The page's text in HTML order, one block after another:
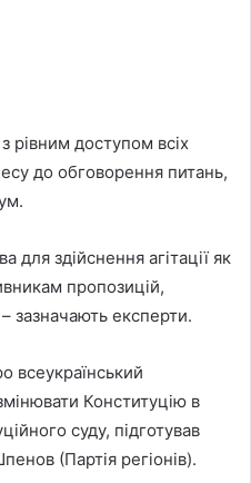
рівним доступом всіх
до обговорення питань,
для здійснення агітації як
пропозицій,
зазначають експерти.
всеукраїнський
Конституцію в
суду, підготував
(Партія регіонів).